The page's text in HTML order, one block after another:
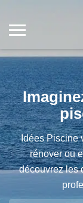
Idées Piscine
rénover ou
découvrez les